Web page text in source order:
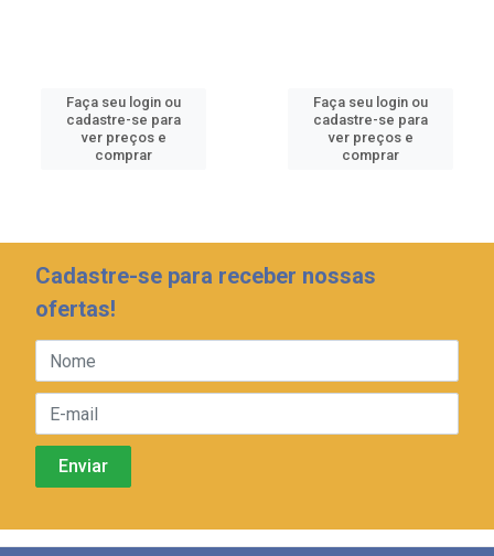
Faça seu login ou
cadastre-se para
ver preços e
comprar
Faça seu login ou
cadastre-se para
ver preços e
comprar
Cadastre-se para receber nossas
ofertas!